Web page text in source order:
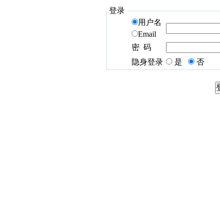
登录
用户名
Email
密 码
隐身登录
是 否